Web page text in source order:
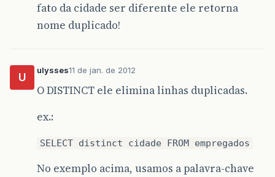
fato da cidade ser diferente ele retorna
nome duplicado!
U
ulysses11 de jan. de 2012
O DISTINCT ele elimina linhas duplicadas.
ex.:
SELECT distinct cidade FROM empregados
No exemplo acima, usamos a palavra-chave